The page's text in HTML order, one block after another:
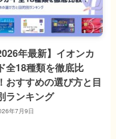
年最新】イオンカ
全18種類を徹底比
おすすめの選び方と目
ランキング
年7月9日